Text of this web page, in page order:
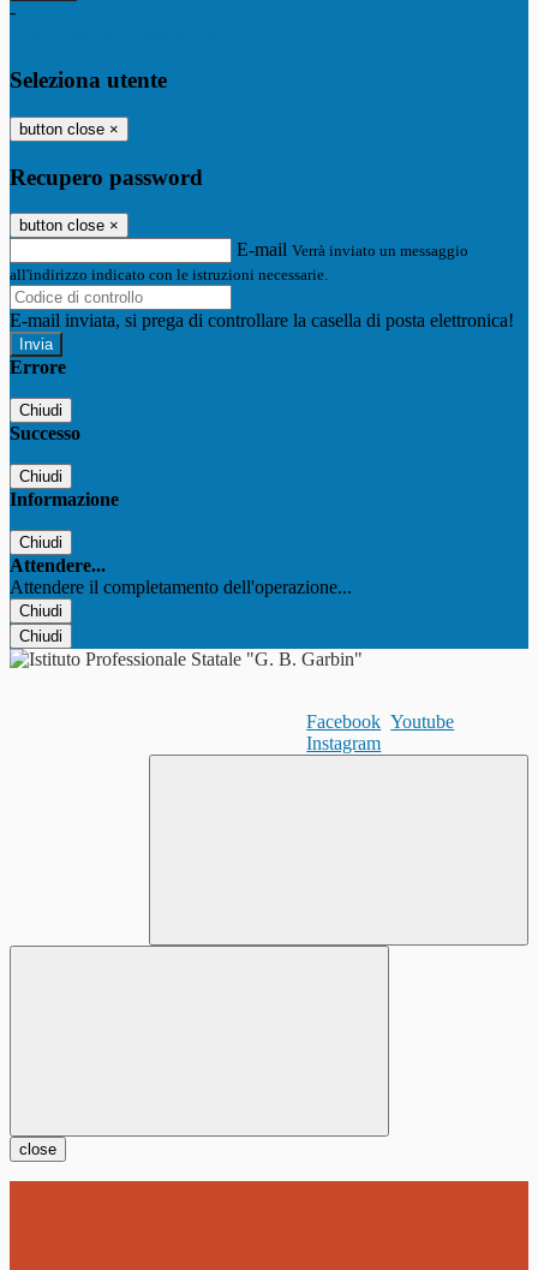
-
Seleziona utente
button close ×
Recupero password
button close ×
E-mail Verrà inviato un messaggio
all'indirizzo indicato con le istruzioni necessarie.
E-mail inviata, si prega di controllare la casella di posta elettronica!
Errore
Chiudi
Successo
Chiudi
Informazione
Chiudi
Attendere...
Attendere il completamento dell'operazione...
Chiudi
Chiudi
Facebook Youtube
Instagram
close